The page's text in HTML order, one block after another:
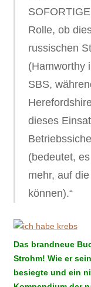
Rolle, ob
russischen
(Hamworthy
SBS,
dieses
(bedeutet,
mehr, auf
können).“
Das brandneue
Strohm! Wie er
besiegte und ein